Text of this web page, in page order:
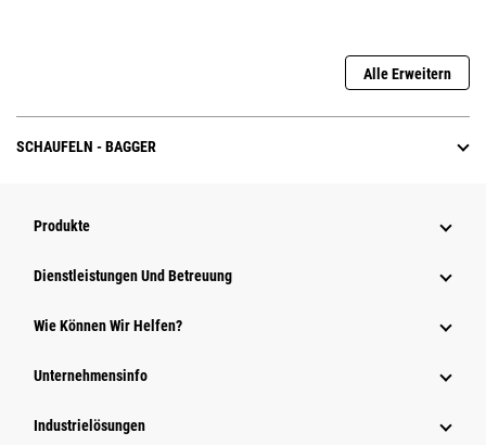
Alle Erweitern
SCHAUFELN - BAGGER
Produkte
Dienstleistungen Und Betreuung
Wie Können Wir Helfen?
Unternehmensinfo
Industrielösungen